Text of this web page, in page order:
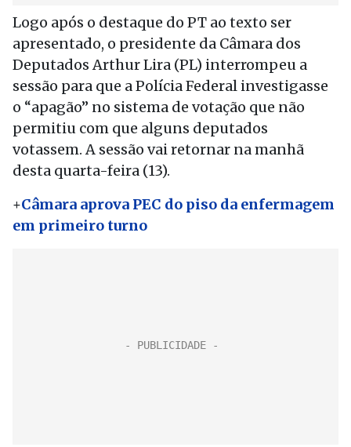
Logo após o destaque do PT ao texto ser
apresentado, o presidente da Câmara dos
Deputados Arthur Lira (PL) interrompeu a
sessão para que a Polícia Federal investigasse
o “apagão” no sistema de votação que não
permitiu com que alguns deputados
votassem. A sessão vai retornar na manhã
desta quarta-feira (13).
+Câmara aprova PEC do piso da enfermagem
em primeiro turno